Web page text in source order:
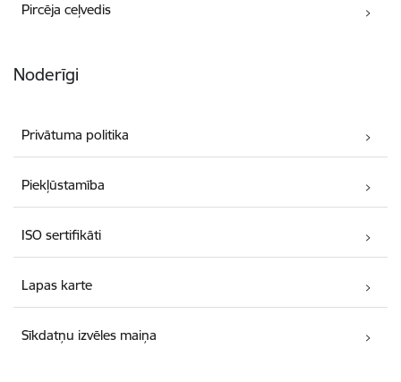
Pircēja ceļvedis
Noderīgi
Privātuma politika
Piekļūstamība
ISO sertifikāti
Lapas karte
Sīkdatņu izvēles maiņa